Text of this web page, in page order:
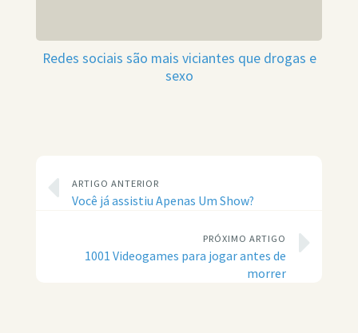
Redes sociais são mais viciantes que drogas e
sexo
ARTIGO ANTERIOR
Você já assistiu Apenas Um Show?
PRÓXIMO ARTIGO
1001 Videogames para jogar antes de
morrer